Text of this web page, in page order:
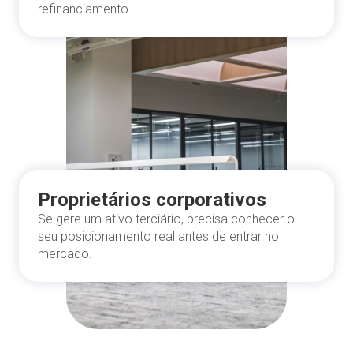
Proprietários corporativos
Se gere um ativo terciário, precisa conhecer o
seu posicionamento real antes de entrar no
mercado.
refinanciamento.